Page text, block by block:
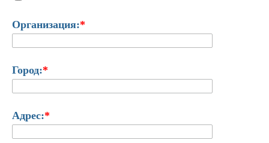
Организация:*
Город:*
Адрес:*